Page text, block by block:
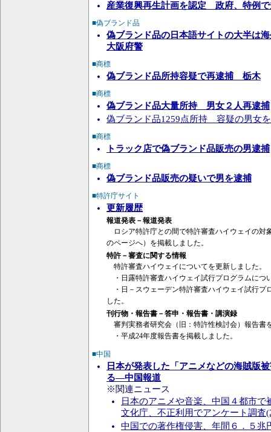
産業復興再生計画を認定 政府、特例で
■偽ブランド品
偽ブランド品の日本語サイトの大半は
大阪府警
■商標
偽ブランド品所持容疑で再逮捕 栃木
■商標
偽ブランド品大量所持 男女２人再逮捕
偽ブランド品1259点所持 容疑の男女
■商標
トラック店で偽ブランド品販売の男逮捕
■商標
偽ブランド品販売の疑いで男を逮捕
■特許庁サイト
更新履歴
報道発表－報道発表
ロシア特許庁との間で特許審査ハイウェイの対
のページへ）を掲載しました。
特許－審査に関する情報
特許審査ハイウェイについてを更新しました。
・日露特許審査ハイウェイ試行プログラムにつ
・日－スウェーデン特許審査ハイウェイ試行プ
した。
刊行物・報告書－答申・報告書・講演録
審判実務者研究会（旧：特許性検討会）報告書
・平成24年度報告書を掲載しました。
■中国
日本が発表した「アニメなどの海賊版
る―中国報道
※関連ニュース
日本のアニメや音楽、中国４都市で
文化庁、不正利用でアンケート調査
中国での著作権侵害、年間６．５